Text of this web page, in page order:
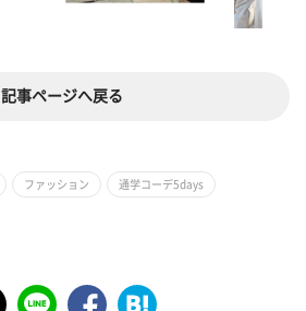
記事ページへ戻る
ファッション 通学コーデ5days